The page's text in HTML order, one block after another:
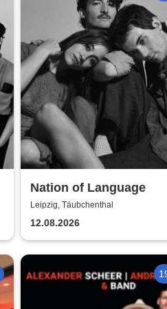
Nation of Language
Leipzig, Täubchenthal
12.08.2026